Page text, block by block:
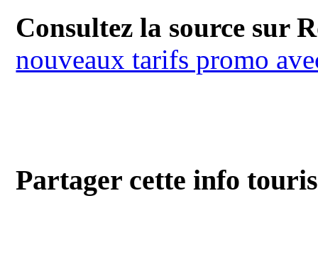
Consultez la source sur
nouveaux tarifs promo
Partager cette info